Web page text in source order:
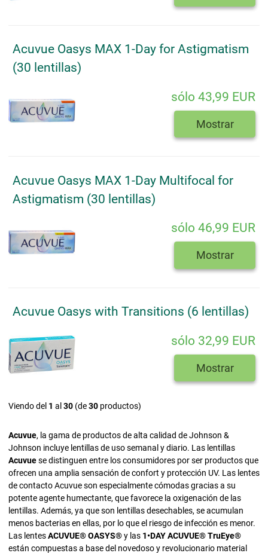
Acuvue Oasys MAX 1-Day for Astigmatism
(30 lentillas)
sólo 43,99 EUR
Mostrar
Acuvue Oasys MAX 1-Day Multifocal for
Astigmatism (30 lentillas)
sólo 46,99 EUR
Mostrar
Acuvue Oasys with Transitions (6 lentillas)
sólo 32,99 EUR
Mostrar
Viendo del 1 al 30 (de30 productos)
Acuvue, la gama de productos de alta calidad de Johnson &
Johnson incluye lentillas de uso semanal y diario. Las lentillas
Acuvuese distinguen entre los consumidores por ser productos que
ofrecen una amplia sensación de confort y protección UV. Las lentes
de contacto Acuvue son especialmente cómodas gracias a su
potente agente humectante, que favorece la oxigenación de las
lentillas. Además, ya que son lentillas desechables, se acumulan
menos bacterias en ellas, por lo que el riesgo de infección es menor.
Las lentesACUVUE® OASYS®y las 1•DAY ACUVUE® TruEye®
están compuestas a base del novedoso y revolucionario material